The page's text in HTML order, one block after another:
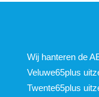
Wij hanteren de
Veluwe65plus
Twente65plus